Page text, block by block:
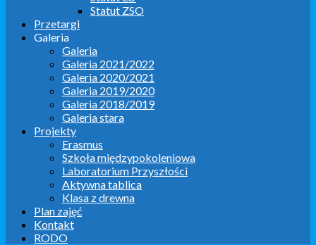
Statut ZSO
Przetargi
Galeria
Galeria
Galeria 2021/2022
Galeria 2020/2021
Galeria 2019/2020
Galeria 2018/2019
Galeria stara
Projekty
Erasmus
Szkoła międzypokoleniowa
Laboratorium Przyszłości
Aktywna tablica
Klasa z drewna
Plan zajęć
Kontakt
RODO